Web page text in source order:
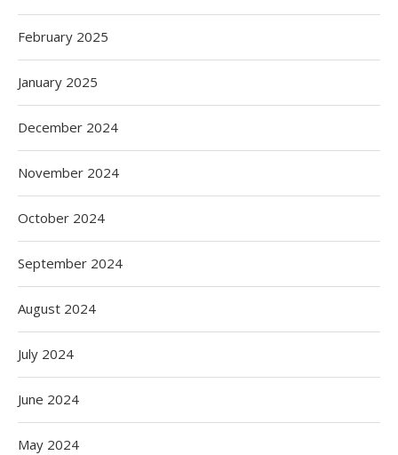
February 2025
January 2025
December 2024
November 2024
October 2024
September 2024
August 2024
July 2024
June 2024
May 2024